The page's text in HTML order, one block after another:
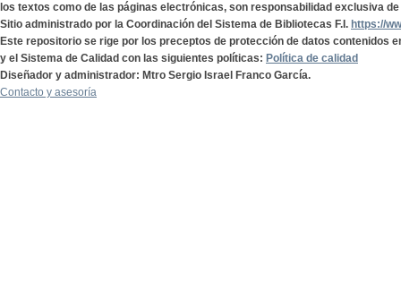
los textos como de las páginas electrónicas, son responsabilidad exclusiva
Sitio administrado por la Coordinación del Sistema de Bibliotecas F.I. https://
Este repositorio se rige por los preceptos de protección de datos contenidos
y el Sistema de Calidad con las siguientes políticas: Política de calidad
Diseñador y administrador: Mtro Sergio Israel Franco García.
Contacto y asesoría